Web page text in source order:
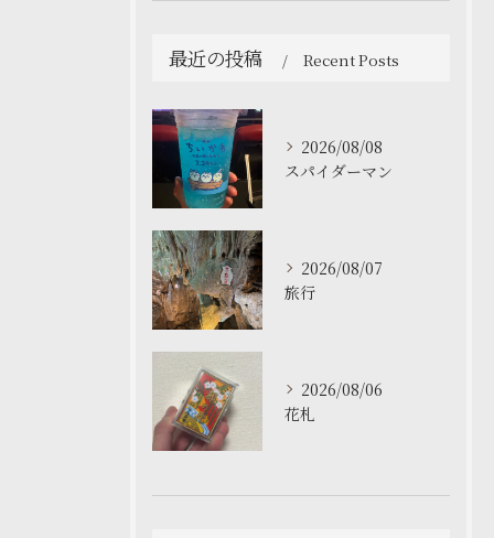
最近の投稿 Recent Posts
2026/08/08
スパイダーマン
2026/08/07
旅行
2026/08/06
花札